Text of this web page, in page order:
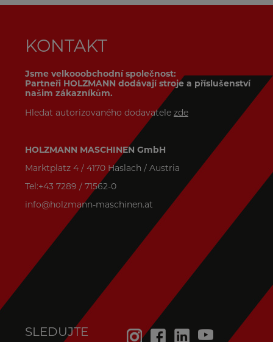
KONTAKT
Jsme velkooobchodní společnost:
Partneři HOLZMANN dodávají stroje a příslušenství
našim zákazníkům.
Hledat autorizovaného dodavatele zde
HOLZMANN MASCHINEN GmbH
Marktplatz 4 / 4170 Haslach / Austria
Tel:+43 7289 / 71562-0
info@holzmann-maschinen.at
SLEDUJTE